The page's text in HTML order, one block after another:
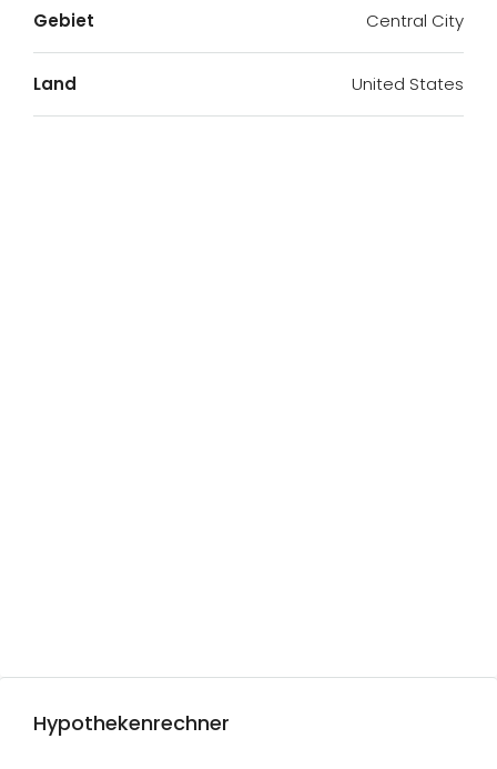
Gebiet Central City
Land United States
Hypothekenrechner